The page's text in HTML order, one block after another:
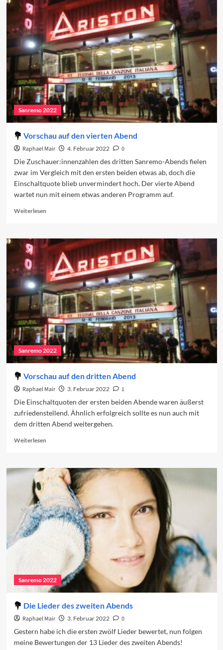
2022:
Der
vierte
Abend
Sanremo 2022
Vorschau auf den vierten Abend
Raphael Mair 4. Februar 2022
0
Die Zuschauer:innenzahlen des dritten Sanremo-Abends fielen
zwar im Vergleich mit den ersten beiden etwas ab, doch die
Einschaltquote blieb unvermindert hoch. Der vierte Abend
wartet nun mit einem etwas anderen Programm auf.
WeiterlesenRead
Vorschau
auf
den
vierten
Abend
Sanremo 2022
Vorschau auf den dritten Abend
Raphael Mair 3. Februar 2022
1
Die Einschaltquoten der ersten beiden Abende waren äußerst
zufriedenstellend. Ähnlich erfolgreich sollte es nun auch mit
dem dritten Abend weitergehen.
WeiterlesenRead
Vorschau
auf
den
dritten
Abend
Sanremo 2022
Die Lieder des zweiten Abends
Raphael Mair 3. Februar 2022
0
Gestern habe ich die ersten zwölf Lieder bewertet, nun folgen
meine Bewertungen der 13 Lieder des zweiten Abends!